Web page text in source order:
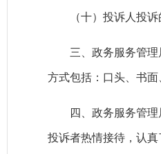
（十）投诉人投
三、政务服务管
方式包括：口头、书
四、政务服务管
投诉者热情接待，认